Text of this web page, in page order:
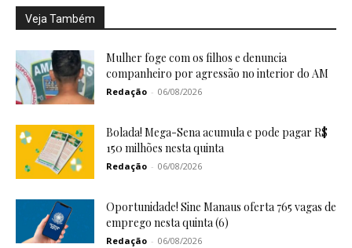
Veja Também
Mulher foge com os filhos e denuncia
companheiro por agressão no interior do AM
Redação - 06/08/2026
Bolada! Mega-Sena acumula e pode pagar R$
150 milhões nesta quinta
Redação - 06/08/2026
Oportunidade! Sine Manaus oferta 765 vagas de
emprego nesta quinta (6)
Redação - 06/08/2026